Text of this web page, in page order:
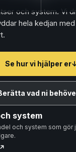
och system. Vi
hela kedjan
Se hur vi hjälper er
vad ni
system
och system som gör
↗